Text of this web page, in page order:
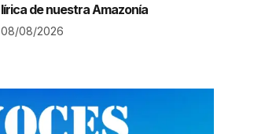
lírica de nuestra Amazonía
08/08/2026